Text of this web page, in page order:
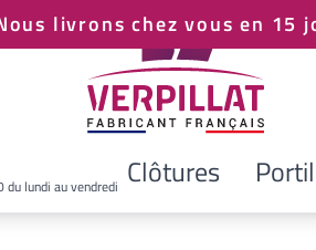
livrons chez vous en 15
lundi au vendredi Clôtures